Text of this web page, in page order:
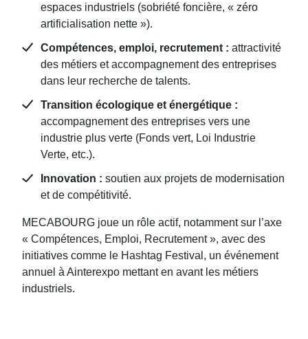
espaces industriels (sobriété foncière, « zéro
artificialisation nette »).
Compétences, emploi, recrutement : attractivité
des métiers et accompagnement des entreprises
dans leur recherche de talents.
Transition écologique et énergétique :
accompagnement des entreprises vers une
industrie plus verte (Fonds vert, Loi Industrie
Verte, etc.).
Innovation : soutien aux projets de modernisation
et de compétitivité.
MECABOURG joue un rôle actif, notamment sur l’axe
« Compétences, Emploi, Recrutement », avec des
initiatives comme le Hashtag Festival, un événement
annuel à Ainterexpo mettant en avant les métiers
industriels.